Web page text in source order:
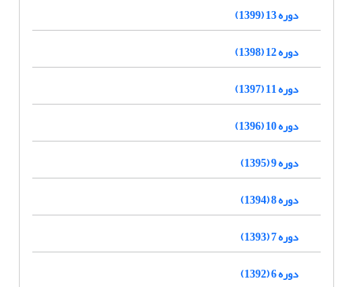
دوره 13 (1399)
دوره 12 (1398)
دوره 11 (1397)
دوره 10 (1396)
دوره 9 (1395)
دوره 8 (1394)
دوره 7 (1393)
دوره 6 (1392)